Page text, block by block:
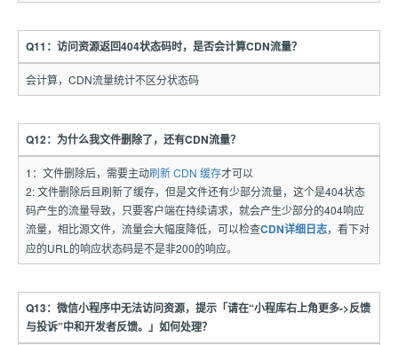
Q11：访问资源返回404状态码时，是否会计算CDN流量？
会计算，CDN流量统计不区分状态码
Q12：为什么我文件删除了，还有CDN流量？
1：文件删除后，需要主动刷新 CDN 缓存才可以
2: 文件删除后且刷新了缓存，但是文件还有少部分流量，这个是404状态
码产生的流量导致，只要客户端在持续请求，就会产生少部分的404响应
流量，相比源文件，流量会大幅度降低，可以检查CDN详细日志，看下对
应的URL的响应状态码是不是非200的响应。
Q13：微信小程序中无法访问资源，提示「请在“小程库右上角更多->反馈
与投诉”中和开发者反馈。」如何处理？